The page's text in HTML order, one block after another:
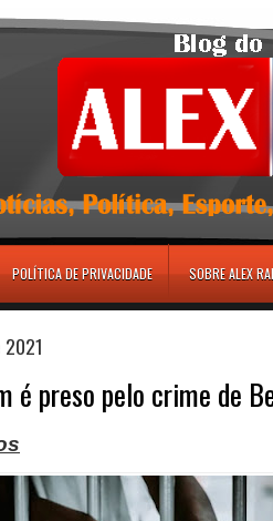
POLÍTICA DE PRIVACIDADE SOBRE ALEX
é preso pelo crime de